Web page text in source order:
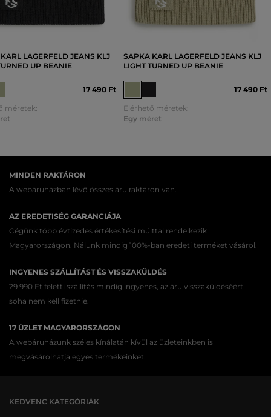
LAGERFELD JEANS KLJ
UP BEANIE
17 490 Ft
méretek:
SAPKA KARL LAGERFELD JEANS KLJ
LIGHT TURNED UP BEANIE
17 490 Ft
Elérhető méretek:
Egy méret
MINDEN RAKTÁRON
A webáruházban lévő összes áru raktáron van.
AZ EREDETISÉG GARANCIÁJA
Cégünk több évtizedes értékesítési múlttal rendelkezik
Magyarországon. Nálunk mindig 100%-ban eredeti terméket vásárol.
INGYENES SZÁLLÍTÁST ÉS VISSZAKÜLDÉS
29 990 Ft feletti szállítás mindig ingyenes, az áru visszaküldéséért
soha nem kell fizetnie.
17 ÜZLET MAGYARORSZÁGON
A webáruházunk széles kínálatán kívül az üzleteinkben is
megvásárolhatja egyes termékeinket.
KEDVENC KATEGÓRIÁK